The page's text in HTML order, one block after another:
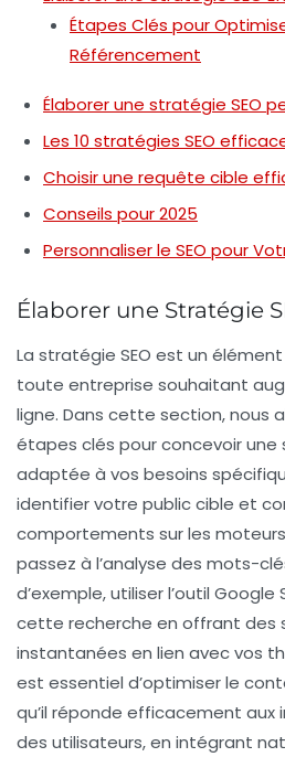
Étapes Clés pour
Référencement
Élaborer une stratégie SEO
Les 10 stratégies SEO
Choisir une requête cible
Conseils pour 2025
Personnaliser le SEO pour
Élaborer une Stratégie
La stratégie SEO est un
toute entreprise souhaitant
ligne. Dans cette section, nous
étapes clés pour concevoir
adaptée à vos besoins
identifier votre public cible et
comportements sur les
passez à l’analyse des mots-
d’exemple, utiliser l’outil
cette recherche en offrant des
instantanées en lien avec vos
est essentiel d’optimiser le
qu’il réponde efficacement
des utilisateurs, en intégrant